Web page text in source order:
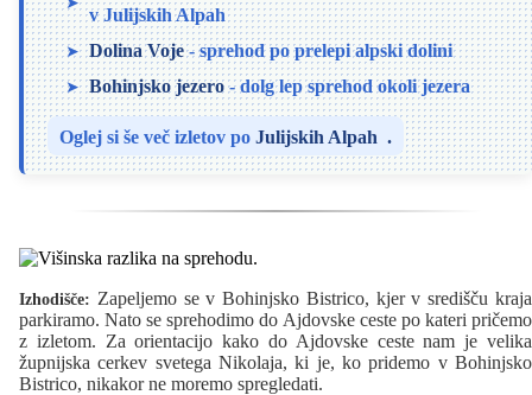
v Julijskih Alpah
Dolina Voje - sprehod po prelepi alpski dolini
Bohinjsko jezero - dolg lep sprehod okoli jezera
Oglej si še več izletov po Julijskih Alpah .
Izhodišče: Zapeljemo se v Bohinjsko Bistrico, kjer v središču kraja
parkiramo. Nato se sprehodimo do Ajdovske ceste po kateri pričemo
z izletom. Za orientacijo kako do Ajdovske ceste nam je velika
župnijska cerkev svetega Nikolaja, ki je, ko pridemo v Bohinjsko
Bistrico, nikakor ne moremo spregledati.